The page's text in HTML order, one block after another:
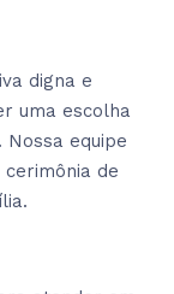
digna e
uma escolha
equipe
de